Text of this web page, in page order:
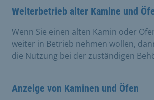
Weiterbetrieb alter Kamine und
Wenn Sie einen alten Kamin oder
weiter in Betrieb nehmen wollen,
die Nutzung bei der zuständigen
Anzeige von Kaminen und Öfen